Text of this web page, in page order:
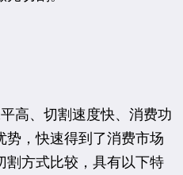
高、切割速度快、消费功
势，快速得到了消费市场
割方式比较，具有以下特